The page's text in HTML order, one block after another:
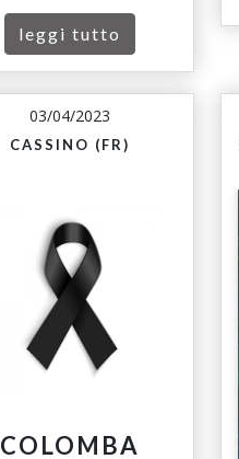
leggi tutto
03/04/2023
CASSINO (FR)
COLOMBA